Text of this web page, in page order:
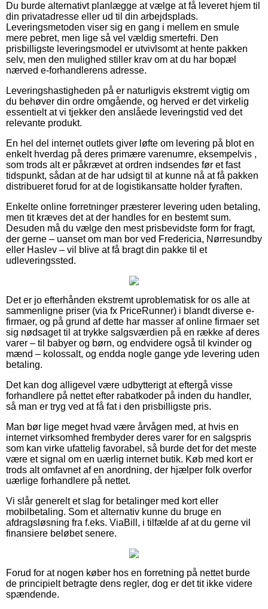
Du burde alternativt planlægge at vælge at få leveret hjem til
din privatadresse eller ud til din arbejdsplads.
Leveringsmetoden viser sig en gang i mellem en smule
mere pebret, men lige så vel vældig smertefri. Den
prisbilligste leveringsmodel er utvivlsomt at hente pakken
selv, men den mulighed stiller krav om at du har bopæl
nærved e-forhandlerens adresse.
Leveringshastigheden på er naturligvis ekstremt vigtig om
du behøver din ordre omgående, og herved er det virkelig
essentielt at vi tjekker den anslåede leveringstid ved det
relevante produkt.
En hel del internet outlets giver løfte om levering på blot en
enkelt hverdag på deres primære varenumre, eksempelvis ,
som trods alt er påkrævet at ordren indsendes før et fast
tidspunkt, sådan at de har udsigt til at kunne nå at få pakken
distribueret forud for at de logistikansatte holder fyraften.
Enkelte online forretninger præsterer levering uden betaling,
men tit kræves det at der handles for en bestemt sum.
Desuden må du vælge den mest prisbevidste form for fragt,
der gerne – uanset om man bor ved Fredericia, Nørresundby
eller Haslev – vil blive at få bragt din pakke til et
udleveringssted.
Det er jo efterhånden ekstremt uproblematisk for os alle at
sammenligne priser (via fx PriceRunner) i blandt diverse e-
firmaer, og på grund af dette har masser af online firmaer set
sig nødsaget til at trykke salgsværdien på en række af deres
varer – til babyer og børn, og endvidere også til kvinder og
mænd – kolossalt, og endda nogle gange yde levering uden
betaling.
Det kan dog alligevel være udbytterigt at eftergå visse
forhandlere på nettet efter rabatkoder på inden du handler,
så man er tryg ved at få fat i den prisbilligste pris.
Man bør lige meget hvad være årvågen med, at hvis en
internet virksomhed frembyder deres varer for en salgspris
som kan virke ufattelig favorabel, så burde det for det meste
være et signal om en uærlig internet butik. Køb med kort er
trods alt omfavnet af en anordning, der hjælper folk overfor
uærlige forhandlere på nettet.
Vi slår generelt et slag for betalinger med kort eller
mobilbetaling. Som et alternativ kunne du bruge en
afdragsløsning fra f.eks. ViaBill, i tilfælde af at du gerne vil
finansiere beløbet senere.
Forud for at nogen køber hos en forretning på nettet burde
de principielt betragte dens regler, dog er det tit ikke videre
spændende.